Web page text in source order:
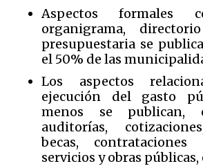
Aspectos formales
organigrama,
presupuestaria se
el 50% de las
Los aspectos
ejecución del gasto
menos se publican,
auditorías,
becas,
servicios y obras